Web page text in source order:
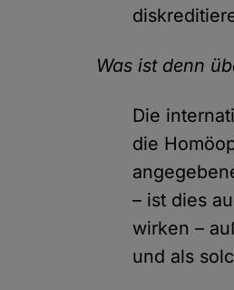
Was ist denn
Die
die
– ist dies
wirken –
und als